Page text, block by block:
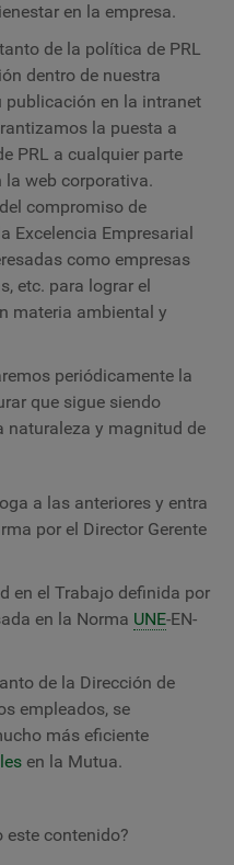
en la empresa.
de la política de PRL
dentro de nuestra
publicación en la intranet
la puesta a
PRL a cualquier parte
la web corporativa.
compromiso de
Excelencia Empresarial
como empresas
etc. para lograr el
materia ambiental y
periódicamente la
que sigue siendo
naturaleza y magnitud de
a las anteriores y entra
por el Director Gerente
en el Trabajo definida por
en la Norma UNE-EN-
de la Dirección de
empleados, se
más eficiente
en la Mutua.
este contenido?